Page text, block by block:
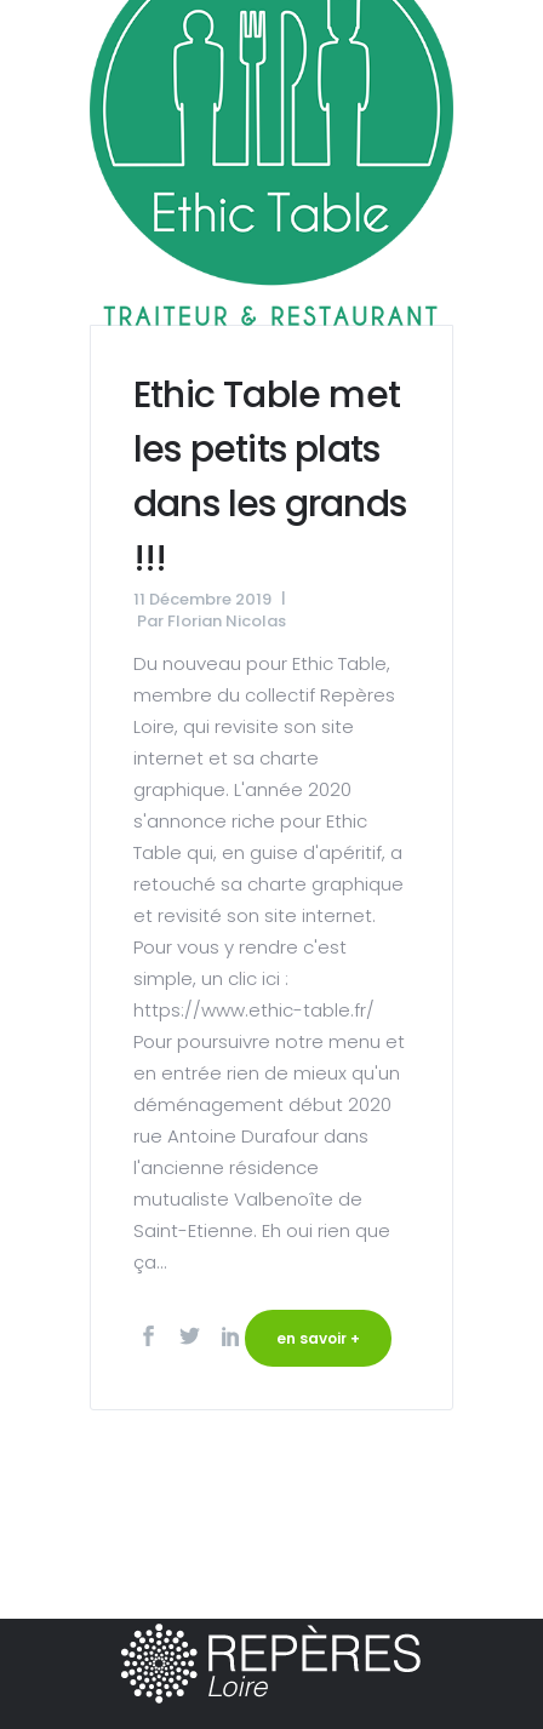
Ethic Table met
les petits plats
dans les grands
!!!
11 Décembre 2019
Par Florian Nicolas
Du nouveau pour Ethic Table,
membre du collectif Repères
Loire, qui revisite son site
internet et sa charte
graphique. L'année 2020
s'annonce riche pour Ethic
Table qui, en guise d'apéritif, a
retouché sa charte graphique
et revisité son site internet.
Pour vous y rendre c'est
simple, un clic ici :
https://www.ethic-table.fr/
Pour poursuivre notre menu et
en entrée rien de mieux qu'un
déménagement début 2020
rue Antoine Durafour dans
l'ancienne résidence
mutualiste Valbenoîte de
Saint-Etienne. Eh oui rien que
ça...
en savoir +